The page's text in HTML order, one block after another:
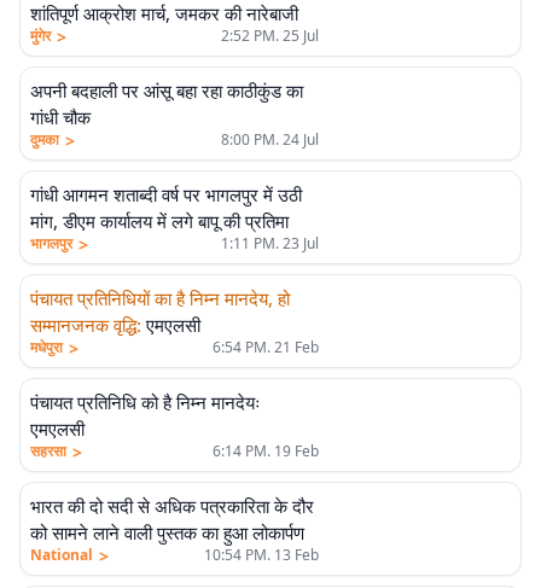
शांतिपूर्ण आक्रोश मार्च, जमकर की नारेबाजी
मुंगेर > 2:52 PM. 25 Jul
अपनी बदहाली पर आंसू बहा रहा काठीकुंड का
गांधी चौक
दुमका > 8:00 PM. 24 Jul
गांधी आगमन शताब्दी वर्ष पर भागलपुर में उठी
मांग, डीएम कार्यालय में लगे बापू की प्रतिमा
भागलपुर > 1:11 PM. 23 Jul
पंचायत प्रतिनिधियों का है निम्न मानदेय, हो
सम्मानजनक वृद्धि: एमएलसी
मधेपुरा > 6:54 PM. 21 Feb
पंचायत प्रतिनिधि को है निम्न मानदेयः
एमएलसी
सहरसा > 6:14 PM. 19 Feb
भारत की दो सदी से अधिक पत्रकारिता के दौर
को सामने लाने वाली पुस्तक का हुआ लोकार्पण
National > 10:54 PM. 13 Feb